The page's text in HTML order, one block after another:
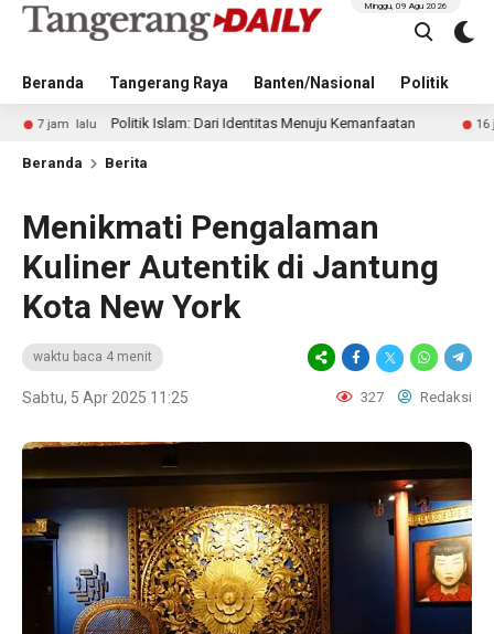
Beranda Tangerang Raya Banten/Nasional Politik
Minggu, 09 Agu 2026
Politik Islam: Dari Identitas Menuju Kemanfaatan 16 jam lalu
Beranda Berita
Menikmati Pengalaman
Kuliner Autentik di Jantung
Kota New York
waktu baca 4 menit
Sabtu, 5 Apr 2025 11:25 327 Redaksi